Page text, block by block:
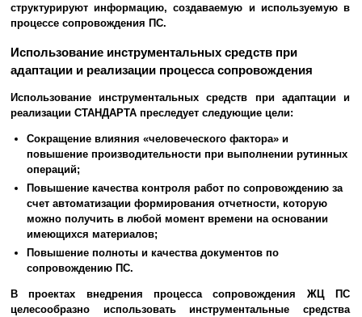
структурируют информацию, создаваемую и используемую в
процессе сопровождения ПС.
Использование инструментальных средств при
адаптации и реализации процесса сопровождения
Использование инструментальных средств при адаптации и
реализации СТАНДАРТА преследует следующие цели:
Сокращение влияния «человеческого фактора» и
повышение производительности при выполнении рутинных
операций;
Повышение качества контроля работ по сопровождению за
счет автоматизации формирования отчетности, которую
можно получить в любой момент времени на основании
имеющихся материалов;
Повышение полноты и качества документов по
сопровождению ПС.
В проектах внедрения процесса сопровождения ЖЦ ПС
целесообразно использовать инструментальные средства